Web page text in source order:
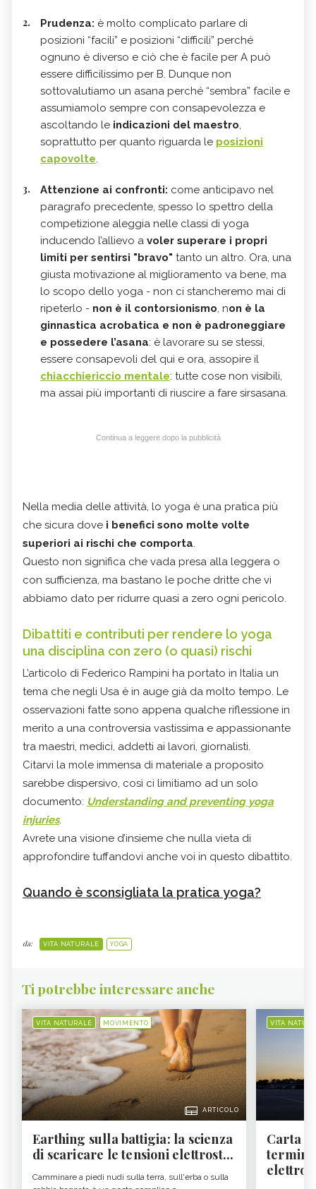
Prudenza: è molto complicato parlare di
posizioni “facili” e posizioni “difficili” perché
ognuno è diverso e ciò che è facile per A può
essere difficilissimo per B. Dunque non
sottovalutiamo un asana perché “sembra” facile e
assumiamolo sempre con consapevolezza e
ascoltando le indicazioni del maestro,
soprattutto per quanto riguarda le posizioni
capovolte.
Attenzione ai confronti: come anticipavo nel
paragrafo precedente, spesso lo spettro della
competizione aleggia nelle classi di yoga
inducendo l’allievo a voler superare i propri
limiti per sentirsi "bravo" tanto un altro. Ora, una
giusta motivazione al miglioramento va bene, ma
lo scopo dello yoga - non ci stancheremo mai di
ripeterlo - non è il contorsionismo, non è la
ginnastica acrobatica e non è padroneggiare
e possedere l’asana: è lavorare su se stessi,
essere consapevoli del qui e ora, assopire il
chiacchiericcio mentale: tutte cose non visibili,
ma assai più importanti di riuscire a fare sirsasana.
Continua a leggere dopo la pubblicità
Nella media delle attività, lo yoga è una pratica più
che sicura dove i benefici sono molte volte
superiori ai rischi che comporta.
Questo non significa che vada presa alla leggera o
con sufficienza, ma bastano le poche dritte che vi
abbiamo dato per ridurre quasi a zero ogni pericolo.
Dibattiti e contributi per rendere lo yoga
una disciplina con zero (o quasi) rischi
L’articolo di Federico Rampini ha portato in Italia un
tema che negli Usa è in auge già da molto tempo. Le
osservazioni fatte sono appena qualche riflessione in
merito a una controversia vastissima e appassionante
tra maestri, medici, addetti ai lavori, giornalisti.
Citarvi la mole immensa di materiale a proposito
sarebbe dispersivo, così ci limitiamo ad un solo
documento: Understanding and preventing yoga
injuries.
Avrete una visione d’insieme che nulla vieta di
approfondire tuffandovi anche voi in questo dibattito.
Quando è sconsigliata la pratica yoga?
da: VITA NATURALE YOGA
Ti potrebbe interessare anche
VITA NATURALE MOVIMENTO
ARTICOLO
Earthing sulla battigia: la scienza
di scaricare le tensioni elettrost...
Camminare a piedi nudi sulla terra, sull'erba o sulla
VITA
Carta